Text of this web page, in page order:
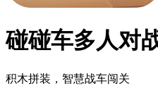
碰碰车多人对
积木拼装，智慧战车闯关